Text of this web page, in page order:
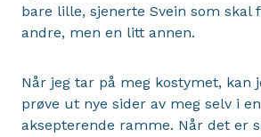
bare lille, sjenerte Svein som skal
andre, men en litt annen.
Når jeg tar på meg kostymet, kan
prøve ut nye sider av meg selv i
aksepterende ramme. Når det er